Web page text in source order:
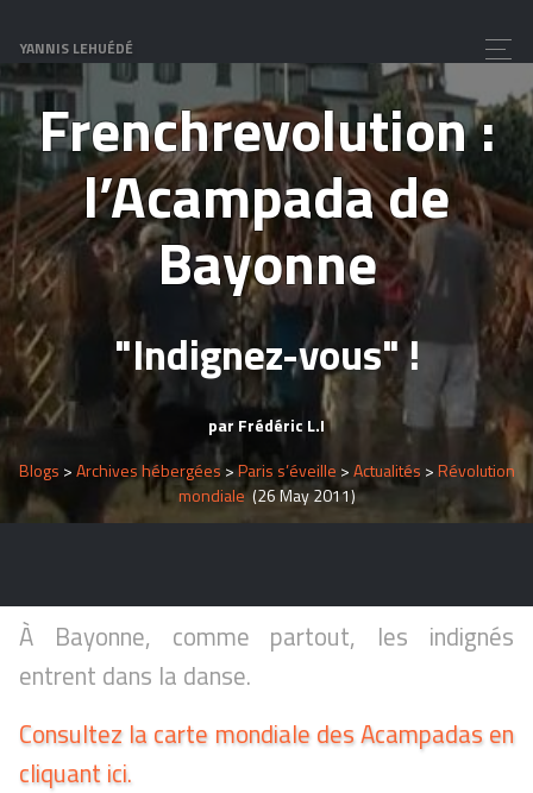
YANNIS LEHUÉDÉ
Frenchrevolution :
l’Acampada de
Bayonne
"Indignez-vous" !
par Frédéric L.I
Blogs >Archives hébergées>Paris s’éveille >Actualités >Révolution
mondiale (26 May 2011)
À Bayonne, comme partout, les indignés
entrent dans la danse.
Consultez la carte mondiale des Acampadas en
cliquant ici.